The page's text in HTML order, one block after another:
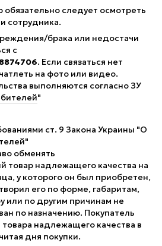
следует осмотреть
сотрудника.
брака или недостачи
с
. Если связаться нет
на фото или видео.
выполняются согласно ЗУ
"
ст. 9 Закона Украины "О
обменять
товар надлежащего качества на
у которого он был приобретен,
его по форме, габаритам,
или по другим причинам не
по назначению. Покупатель
надлежащего качества в
дня покупки.